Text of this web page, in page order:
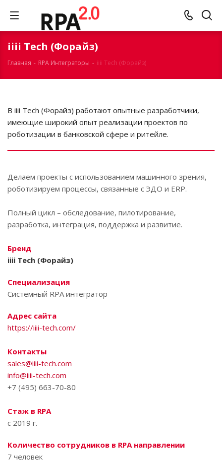
iiii Tech (Форайз)
Главная - RPA Интеграторы - iiii Tech (Форайз)
В iiii Tech (Форайз) работают опытные разработчики,
имеющие широкий опыт реализации проектов по
роботизации в банковской сфере и ритейле.
Делаем проекты с использованием машинного зрения,
роботизируем процессы, связанные с ЭДО и ERP.
Полный цикл – обследование, пилотирование,
разработка, интеграция, поддержка и развитие.
Бренд
iiii Tech (Форайз)
Специализация
Системный RPA интегратор
Адрес сайта
https://iiii-tech.com/
Контакты
sales@iiii-tech.com
info@iiii-tech.com
+7 (495) 663-70-80
Стаж в RPA
c 2019 г.
Количество сотрудников в RPA направлении
7 человек